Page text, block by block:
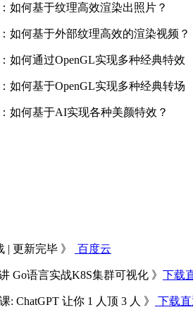
如何基于纹理高效渲染出照片？
如何基于外部纹理高效的渲染视频？
如何通过OpenGL实现多种经典特效
如何基于OpenGL实现多种经典转场
如何基于AI实现各种美颜特效？
| 更新完毕 》 百度云
Go语言实战K8S集群可视化 》 下载
ChatGPT 让你 1 人顶 3 人 》 下载